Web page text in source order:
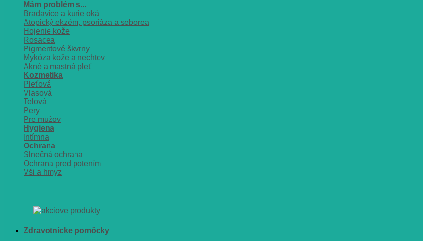
Mám problém s...
Bradavice a kurie oká
Atopický ekzém, psoriáza a seborea
Hojenie kože
Rosacea
Pigmentové škvrny
Mykóza kože a nechtov
Akné a mastná pleť
Kozmetika
Pleťová
Vlasová
Telová
Pery
Pre mužov
Hygiena
Intímna
Ochrana
Slnečná ochrana
Ochrana pred potením
Vši a hmyz
Zdravotnícke pomôcky